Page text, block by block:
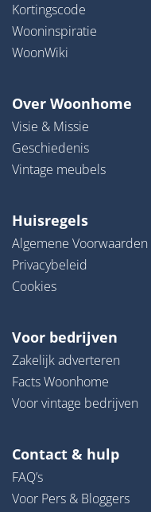
Kortingscode
Wooninspiratie
WoonWiki
Over Woonhome
Visie & Missie
Geschiedenis
Vintage meubels
Huisregels
Algemene Voorwaarden
Privacybeleid
Cookies
Voor bedrijven
Zakelijk adverteren
Facts Woonhome
Voor vintage bedrijven
Contact & hulp
FAQ’s
Voor Pers & Bloggers